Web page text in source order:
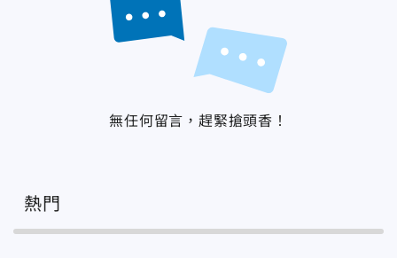
無任何留言，趕緊搶頭香！
熱門